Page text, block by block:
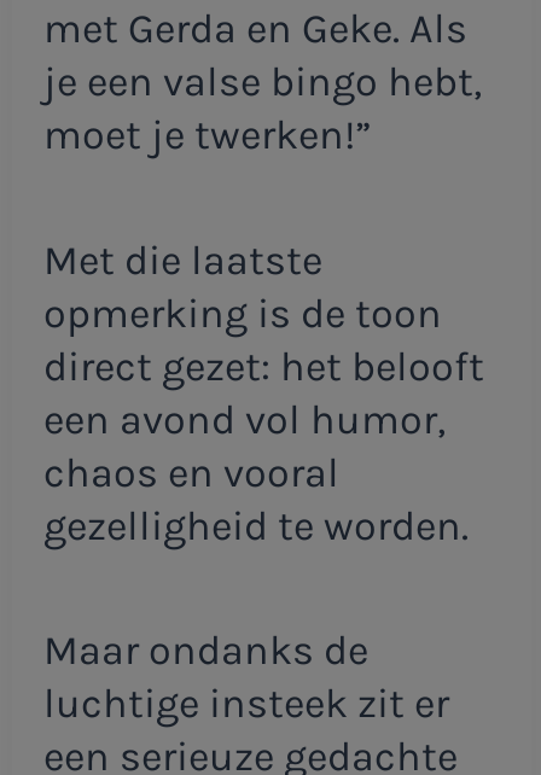
met Gerda en Geke. Als
je een valse bingo hebt,
moet je twerken!”
Met die laatste
opmerking is de toon
direct gezet: het belooft
een avond vol humor,
chaos en vooral
gezelligheid te worden.
Maar ondanks de
luchtige insteek zit er
een serieuze gedachte